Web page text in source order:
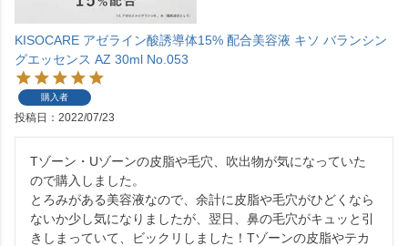
KISOCARE アゼライン酸誘導体15% 配合美容液 キソ バランシン
グエッセンス AZ 30ml No.053
購入者
投稿日 2022/07/23
Tゾーン・Uゾーンの皮脂や毛穴、吹出物が気になっていた
ので購入しました。
とろみがある美容液なので、余計に皮脂や毛穴がひどくなら
ないか少し気になりましたが、翌日、鼻の毛穴がキュッと引
きしまっていて、ビックリしました！Tゾーンの皮脂やテカ